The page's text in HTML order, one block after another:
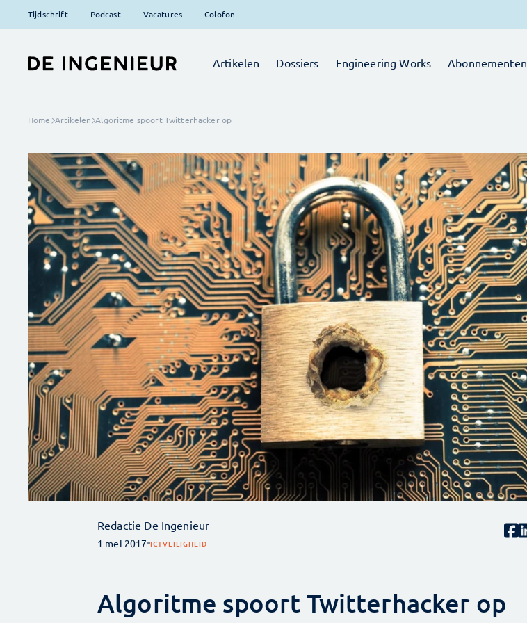
Tijdschrift Podcast Vacatures Colofon
Artikelen Dossiers Engineering Works Abonnementen
Home Artikelen Algoritme spoort Twitterhacker op
Redactie De Ingenieur
1 mei 2017 ICTVEILIGHEID
Algoritme spoort Twitterhacker op